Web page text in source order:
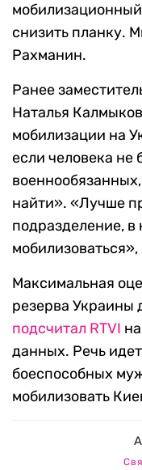
снизить планку.
Рахманин.
Ранее
Наталья
мобилизации на
если человека не
найти». «Лучше
подразделение, в
Максимальная
резерва Украины
подсчитал RTVI
данных. Речь
боеспособных
мобилизовать